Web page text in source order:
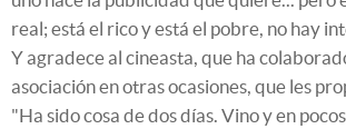
real; está el rico y está el pobre, no hay
Y agradece al cineasta, que ha
asociación en otras ocasiones, que les
"Ha sido cosa de dos días. Vino y en